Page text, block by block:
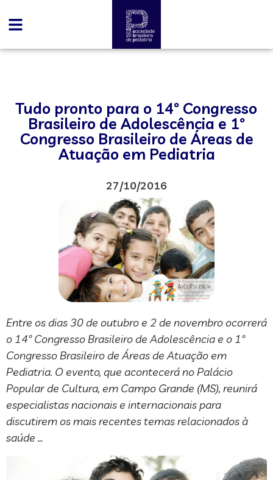
Tudo pronto para o 14º Congresso
Brasileiro de Adolescência e 1º
Congresso Brasileiro de Áreas de
Atuação em Pediatria
27/10/2016
Entre os dias 30 de outubro e 2 de novembro ocorrerá
o 14º Congresso Brasileiro de Adolescência e o 1º
Congresso Brasileiro de Áreas de Atuação em
Pediatria. O evento, que acontecerá no Palácio
Popular de Cultura, em Campo Grande (MS), reunirá
especialistas nacionais e internacionais para
discutirem os mais recentes temas relacionados à
saúde …